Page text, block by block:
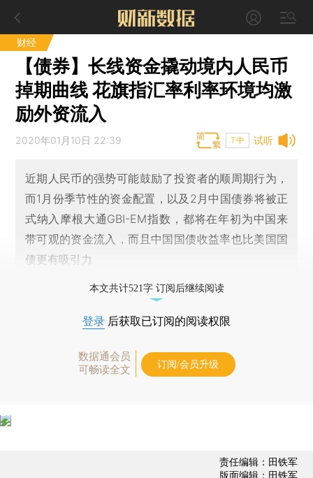
财经
【债券】长线资金撬动境内人民币
掉期曲线 花旗指汇率利率环境均激
励外资流入
试听
2020年01月10日 22:39 T中
近期人民币的强势可能鼓励了投资者的顺周期行为，
而1月份季节性的资金配置，以及2月中国债券将被正
式纳入摩根大通GBI-EM指数，都将在年初为中国来
带可观的资金流入，而且中国国债收益率也比美国国
债更有吸引力
本文共计521字 订阅后继续阅读
登录 后获取已订阅的阅读权限
数据通会员
可畅读全文
订阅/会员升级
责任编辑：田铁军
版面编辑：田铁军